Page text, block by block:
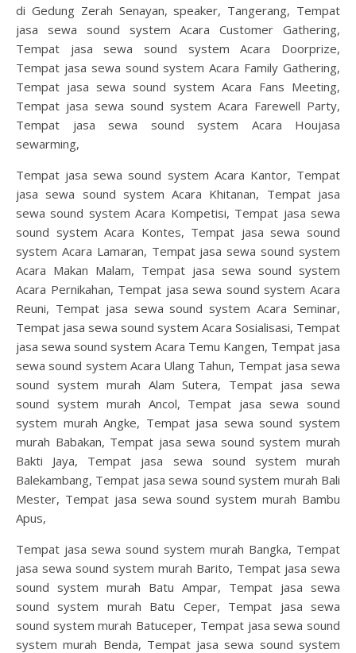
di Gedung Zerah Senayan, speaker, Tangerang, Tempat
jasa sewa sound system Acara Customer Gathering,
Tempat jasa sewa sound system Acara Doorprize,
Tempat jasa sewa sound system Acara Family Gathering,
Tempat jasa sewa sound system Acara Fans Meeting,
Tempat jasa sewa sound system Acara Farewell Party,
Tempat jasa sewa sound system Acara Houjasa
sewarming,
Tempat jasa sewa sound system Acara Kantor, Tempat
jasa sewa sound system Acara Khitanan, Tempat jasa
sewa sound system Acara Kompetisi, Tempat jasa sewa
sound system Acara Kontes, Tempat jasa sewa sound
system Acara Lamaran, Tempat jasa sewa sound system
Acara Makan Malam, Tempat jasa sewa sound system
Acara Pernikahan, Tempat jasa sewa sound system Acara
Reuni, Tempat jasa sewa sound system Acara Seminar,
Tempat jasa sewa sound system Acara Sosialisasi, Tempat
jasa sewa sound system Acara Temu Kangen, Tempat jasa
sewa sound system Acara Ulang Tahun, Tempat jasa sewa
sound system murah Alam Sutera, Tempat jasa sewa
sound system murah Ancol, Tempat jasa sewa sound
system murah Angke, Tempat jasa sewa sound system
murah Babakan, Tempat jasa sewa sound system murah
Bakti Jaya, Tempat jasa sewa sound system murah
Balekambang, Tempat jasa sewa sound system murah Bali
Mester, Tempat jasa sewa sound system murah Bambu
Apus,
Tempat jasa sewa sound system murah Bangka, Tempat
jasa sewa sound system murah Barito, Tempat jasa sewa
sound system murah Batu Ampar, Tempat jasa sewa
sound system murah Batu Ceper, Tempat jasa sewa
sound system murah Batuceper, Tempat jasa sewa sound
system murah Benda, Tempat jasa sewa sound system